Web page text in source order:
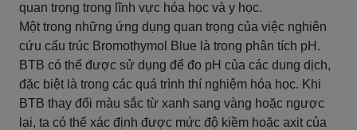
quan trọng trong lĩnh vực hóa học và y học.
Một trong những ứng dụng quan trọng của việc nghiên
cứu cấu trúc Bromothymol Blue là trong phân tích pH.
BTB có thể được sử dụng để đo pH của các dung dịch,
đặc biệt là trong các quá trình thí nghiệm hóa học. Khi
BTB thay đổi màu sắc từ xanh sang vàng hoặc ngược
lại, ta có thể xác định được mức độ kiềm hoặc axit của